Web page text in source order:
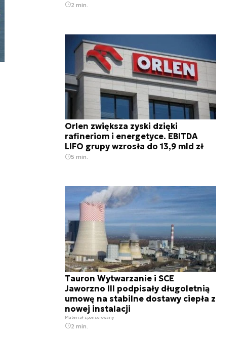
2 min.
Orlen zwiększa zyski dzięki
rafineriom i energetyce. EBITDA
LIFO grupy wzrosła do 13,9 mld zł
5 min.
Tauron Wytwarzanie i SCE
Jaworzno III podpisały długoletnią
umowę na stabilne dostawy ciepła z
nowej instalacji
Materiał sponsorowany
2 min.